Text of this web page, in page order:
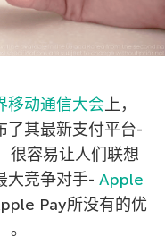
移动通信大会上，
了其最新支付平台-
很容易让人们联想
大竞争对手- Apple
Pay所没有的优